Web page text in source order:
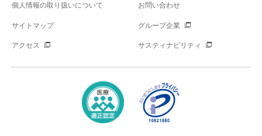
個人情報の取り扱いについて お問い合わせ
サイトマップ グループ企業
アクセス サスティナビリティ